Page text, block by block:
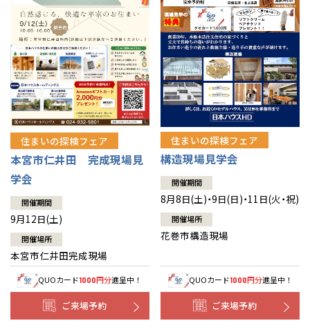
住まいの探検フェア
本宮市仁井田 完成現場見
学会
開催期間
9月12日(土)
開催場所
本宮市仁井田完成現場
QUOカード1000円分進呈中！
ご来場予約
住まいの探検フェア
構造現場見学会
開催期間
8月8日(土)・9日(日)・11日(火・祝)
開催場所
花巻市構造現場
QUOカード1000円分進呈中！
ご来場予約